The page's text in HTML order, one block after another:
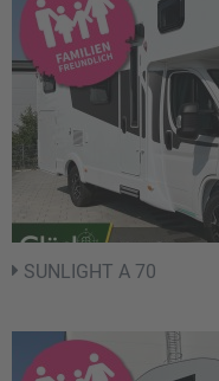
SUNLIGHT A 70